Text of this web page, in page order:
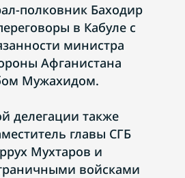
полковник Баходир
в Кабуле с
министра
Афганистана
Мужахидом.
делегации также
главы СГБ
Мухтаров и
войсками